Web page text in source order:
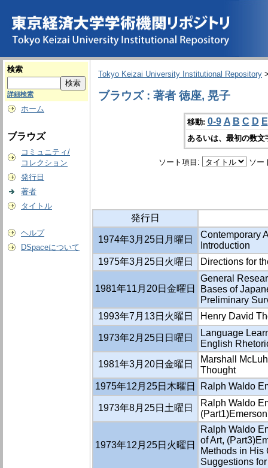
検索
詳細検索
ホーム
ブラウズ
コミュニティ/
コレクション
発行日
著者
タイトル
ヘルプ
DSpaceについて
Tokyo Keizai University Institutional Repository
ブラウズ : 著者 徳座, 晃子
移動: 0-9 A B C D E
あるいは、最初の数
ソート項目: ソー
発行日
1974年3月25日月曜日
Contemporary
Introduction
1975年3月25日火曜日
Directions for
1981年11月20日金曜日
General
Bases of
Preliminary
1993年7月13日火曜日
Henry David
1973年2月25日日曜日
Language
English
1981年3月20日金曜日
Marshall
Thought
1975年12月25日木曜日
Ralph Waldo
1973年8月25日土曜日
Ralph Waldo
1973年12月25日火曜日
Ralph Waldo
of Art,
Methods in His
Suggestions